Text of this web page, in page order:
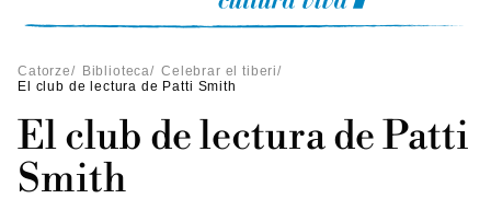
Catorze/ Biblioteca/ Celebrar el tiberi/
El club de lectura de Patti Smith
El club de lectura de Patti
Smith